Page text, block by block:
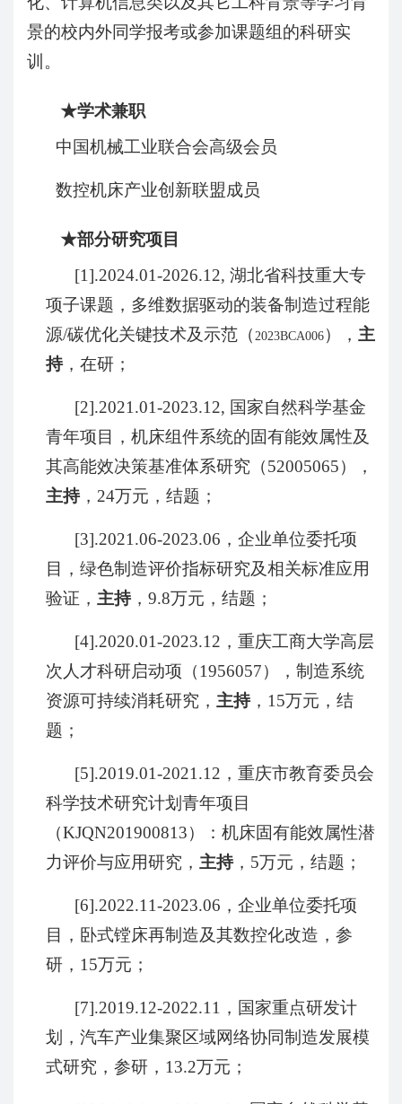
景的校内外同学报考或参加课题组的科研实
训。
★学术兼职
中国机械工业联合会高级会员
数控机床产业创新联盟成员
★部分研究项目
[1].2024.01-2026.12, 湖北省科技重大专
项子课题，多维数据驱动的装备制造过程能
源/碳优化关键技术及示范（ 2023BCA006 ）， 主
持，在研；
[2].2021.01-2023.12, 国家自然科学基金
青年项目，机床组件系统的固有能效属性及
其高能效决策基准体系研究（52005065），
主持， 24万元，结题；
[3].2021.06-2023.06 ，企业单位委托项
目，绿色制造评价指标研究及相关标准应用
验证， 主持， 9.8万元，结题；
[4].2020.01-2023.12 ，重庆工商大学高层
次人才科研启动项（1956057），制造系统
资源可持续消耗研究， 主持， 15万元，结
题；
[5].2019.01-2021.12 ，重庆市教育委员会
科学技术研究计划青年项目
（KJQN201900813）：机床固有能效属性潜
力评价与应用研究， 主持， 5万元，结题；
[6].2022.11-2023.06 ，企业单位委托项
目，卧式镗床再制造及其数控化改造，参
研， 15万元；
[7].2019.12-2022.11 ，国家重点研发计
划，汽车产业集聚区域网络协同制造发展模
式研究，参研， 13.2万元；